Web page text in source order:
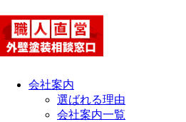
会社案内
選ばれる理由
会社案内一覧